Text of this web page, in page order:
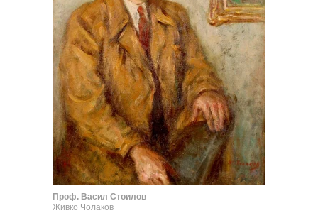
Проф. Васил Стоилов
Живко Чолаков